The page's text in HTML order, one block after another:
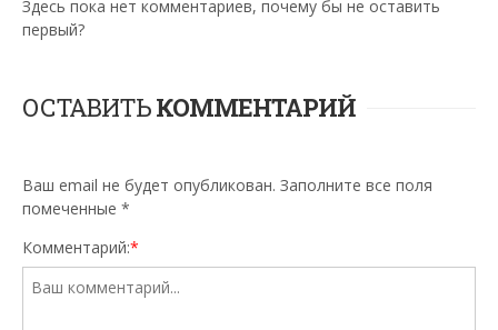
Здесь пока нет комментариев, почему бы не оставить
первый?
ОСТАВИТЬКОММЕНТАРИЙ
Ваш email не будет опубликован. Заполните все поля
помеченные *
Комментарий:*